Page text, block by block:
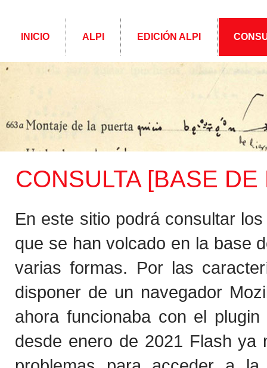
INICIO ALPI EDICIÓN ALPI
CONSULTA [BASE
En este sitio podrá consultar
que se han volcado en la base
varias formas. Por las
disponer de un navegador
ahora funcionaba con el
desde enero de 2021 Flash ya